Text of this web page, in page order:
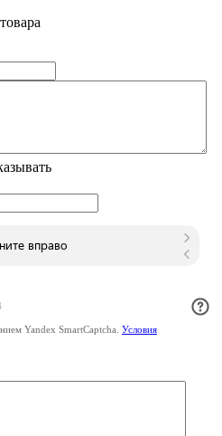
Yandex SmartCaptcha. Условия